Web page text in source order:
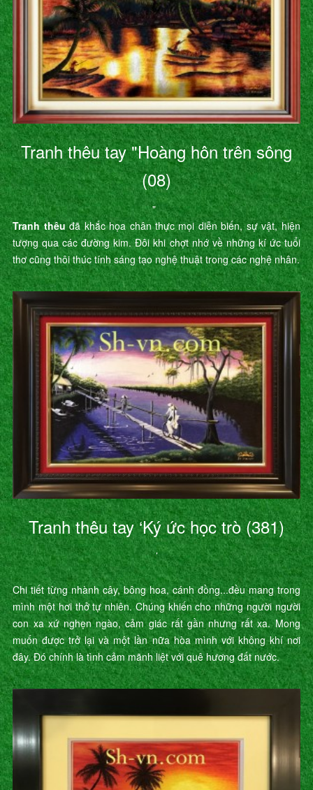
Tranh thêu tay "Hoàng hôn trên sông
(08)
"
Tranh thêuđã khắc họa chân thực mọi diễn biến, sự vật, hiện
tượng qua các đường kim. Đôi khi chợt nhớ về những kí ức tuổi
thơ cũng thôi thúc tính sáng tạo nghệ thuật trong các nghệ nhân.
Tranh thêu tay ‘Ký ức học trò (381)
’
Chi tiết từng nhành cây, bông hoa, cánh đồng...đều mang trong
mình một hơi thở tự nhiên. Chúng khiến cho những người người
con xa xứ nghẹn ngào, cảm giác rất gần nhưng rất xa. Mong
muốn được trở lại và một lần nữa hòa mình với không khí nơi
đây. Đó chính là tình cảm mãnh liệt với quê hương đất nước.